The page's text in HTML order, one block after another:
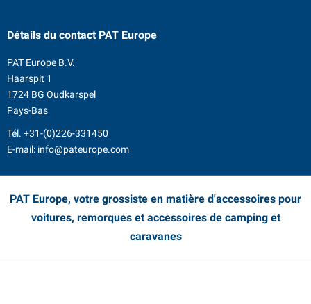
Détails du contactPAT Europe
PAT Europe B.V.
Haarspit 1
1724 BG Oudkarspel
Pays-Bas
Tél. +31-(0)226-331450
E-mail: info@pateurope.com
PAT Europe, votre grossiste en matière d'accessoires pour
voitures, remorques et accessoires de camping et
caravanes